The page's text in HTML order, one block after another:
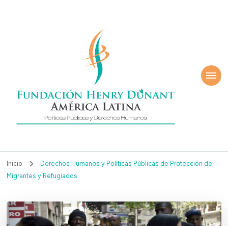
Henry
América Latina
Inicio
Derechos Humanos y Políticas Públicas de Protección de
Migrantes y Refugiados